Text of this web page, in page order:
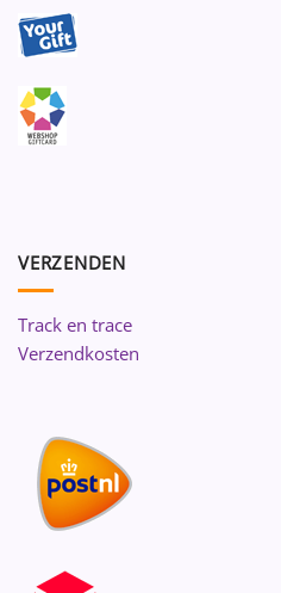
VERZENDEN
Track en trace
Verzendkosten